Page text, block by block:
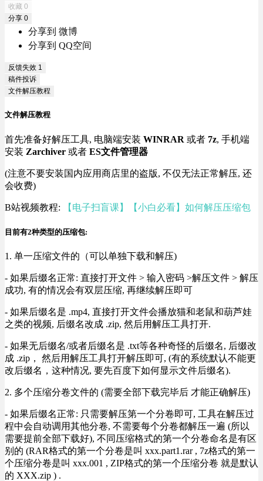
收藏 0
分享 0
分享到 微博
分享到 QQ空间
反馈失效 1
稿件投诉
文件解压教程
文件解压教程
首先准备好解压工具, 电脑端安装 WINRAR 或者 7z, 手机端
安装 Zarchiver 或者 ES文件管理器
(注意不要安装国内应用商店里的盗版, 不仅无法正常解压, 还
会收费)
B站视频教程: 【电子扫盲课】【小白必看】如何解压压缩包
目前有2种类型的压缩包:
1. 单一压缩文件的（可以单独下载和解压)
- 如果后缀名正常: 直接打开文件 > 输入密码 >解压文件 > 解压
成功, 有的情况会有双层压缩, 再继续解压即可
- 如果后缀名是 .mp4, 直接打开文件会播放猫和老鼠和葫芦娃
之类的视频, 后缀名改成 .zip, 然后用解压工具打开.
- 如果无后缀名/或者后缀名是 .txt等各种奇怪的后缀名, 后缀改
成 .zip， 然后用解压工具打开解压即可, (有的系统默认不能更
改后缀名，这种情况, 要先百度下如何显示文件后缀名).
2. 多个压缩分卷文件的 (需要全部下载完毕后 才能正确解压)
- 如果后缀名正常: 只需要解压第一个分卷即可, 工具在解压过
程中会自动调用其他分卷, 不需要每个分卷都解压一遍 (所以
需要提前全部下载好), 不同压缩格式的第一个分卷命名是有区
别的 (RAR格式的第一个分卷是叫 xxx.part1.rar , 7z格式的第一
个压缩分卷是叫 xxx.001 , ZIP格式的第一个压缩分卷 就是默认
的 XXX.zip ) .